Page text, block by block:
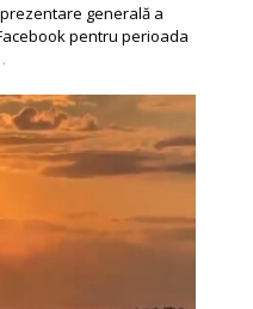
generală a
pentru perioada